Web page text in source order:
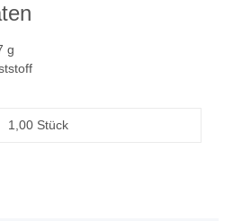
g
1,00 Stück